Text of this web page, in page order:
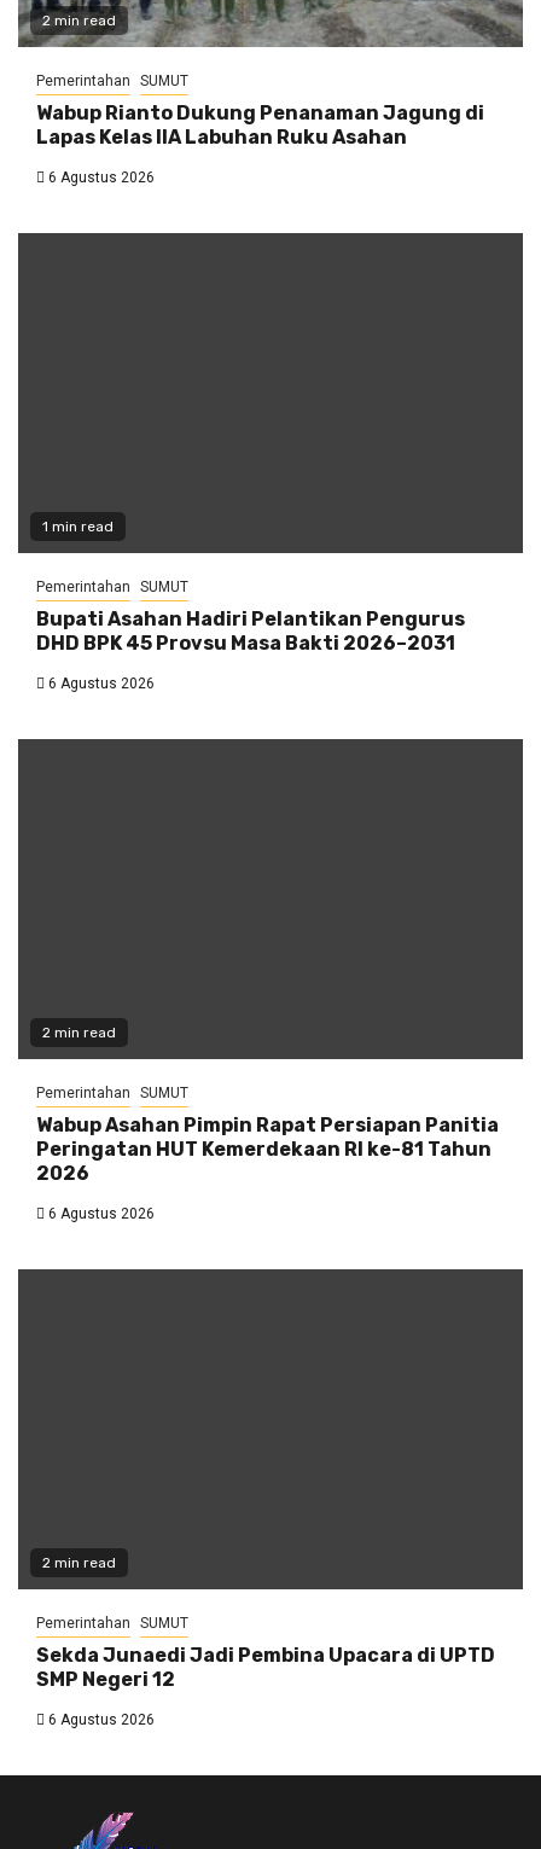
2 min read
Pemerintahan SUMUT
Wabup Rianto Dukung Penanaman Jagung di
Lapas Kelas IIA Labuhan Ruku Asahan
6 Agustus 2026
1 min read
Pemerintahan SUMUT
Bupati Asahan Hadiri Pelantikan Pengurus
DHD BPK 45 Provsu Masa Bakti 2026–2031
6 Agustus 2026
2 min read
Pemerintahan SUMUT
Wabup Asahan Pimpin Rapat Persiapan Panitia
Peringatan HUT Kemerdekaan RI ke-81 Tahun
2026
6 Agustus 2026
2 min read
Pemerintahan SUMUT
Sekda Junaedi Jadi Pembina Upacara di UPTD
SMP Negeri 12
6 Agustus 2026